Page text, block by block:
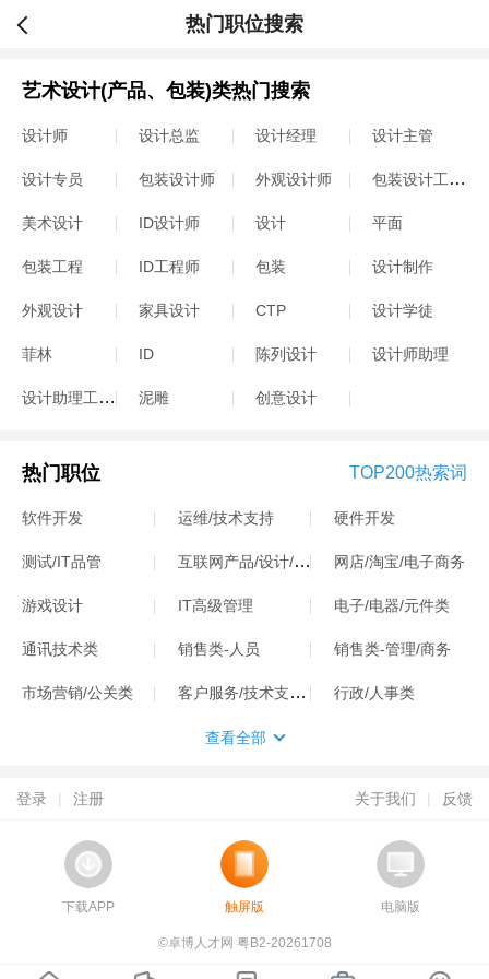
热门职位搜索
艺术设计(产品、包装)类热门搜索
设计师 设计总监 设计经理 设计主管
设计专员 包装设计师 外观设计师 包装设计工程师
美术设计 ID设计师 设计 平面
包装工程 ID工程师 包装 设计制作
外观设计 家具设计 CTP 设计学徒
菲林 ID 陈列设计 设计师助理
设计助理工程师 泥雕 创意设计
热门职位 TOP200热索词
软件开发 运维/技术支持 硬件开发
测试/IT品管 互联网产品/设计/运营 网店/淘宝/电子商务
游戏设计 IT高级管理 电子/电器/元件类
通讯技术类 销售类-人员 销售类-管理/商务
市场营销/公关类 客户服务/技术支持类 行政/人事类
查看全部
登录 | 注册 关于我们 | 反馈
下载APP 触屏版 电脑版
©卓博人才网 粤B2-20261708